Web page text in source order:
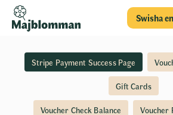
Swisha
Stripe Payment Success Page
Gift Cards
Voucher Check Balance Voucher